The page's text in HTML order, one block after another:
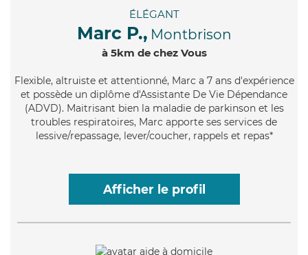
ÉLÉGANT
Marc P., Montbrison
à 5km de chez Vous
Flexible, altruiste et attentionné, Marc a 7 ans d'expérience
et possède un diplôme d'Assistante De Vie Dépendance
(ADVD). Maitrisant bien la maladie de parkinson et les
troubles respiratoires, Marc apporte ses services de
lessive/repassage, lever/coucher, rappels et repas*
Afficher le profil